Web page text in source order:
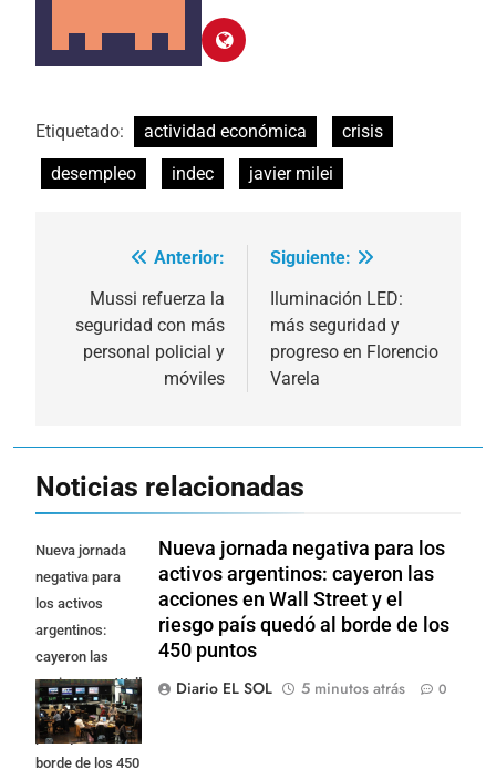
Etiquetado: actividad económica
crisis
desempleo
indec javier milei
Navegación
entradas
Anterior:
Mussi refuerza la
seguridad con más
personal policial y
móviles
Siguiente:
Iluminación LED:
más seguridad y
progreso en Florencio
Varela
Noticias relacionadas
Nueva jornada
negativa para
los activos
argentinos:
cayeron las
acciones en Wall
Street y el riesgo
país quedó al
borde de los 450
Nueva jornada negativa para los
activos argentinos: cayeron las
acciones en Wall Street y el
riesgo país quedó al borde de los
450 puntos
Diario EL SOL
5 minutos atrás 0